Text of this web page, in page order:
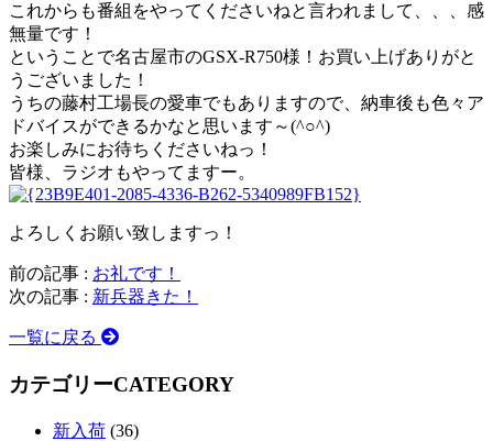
これからも番組をやってくださいねと言われまして、、、感
無量です！
ということで名古屋市のGSX-R750様！お買い上げありがと
うございました！
うちの藤村工場長の愛車でもありますので、納車後も色々ア
ドバイスができるかなと思います～(^○^)
お楽しみにお待ちくださいねっ！
皆様、ラジオもやってますー。
よろしくお願い致しますっ！
前の記事 : お礼です！
次の記事 : 新兵器きた！
一覧に戻る
カテゴリーCATEGORY
新入荷 (36)